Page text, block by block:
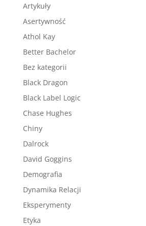
Artykuły
Asertywność
Athol Kay
Better Bachelor
Bez kategorii
Black Dragon
Black Label Logic
Chase Hughes
Chiny
Dalrock
David Goggins
Demografia
Dynamika Relacji
Eksperymenty
Etyka